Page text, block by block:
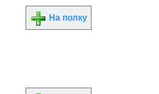
На полку